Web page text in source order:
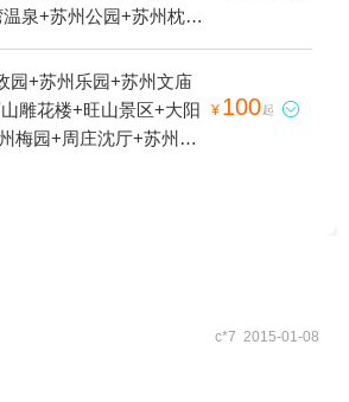
泉+苏州公园+苏州枕河
园+苏州乐园+苏州文庙
雕花楼+旺山景区+大阳
梅园+周庄沈厅+苏州乐
+夜游护城河+太湖西山
店+同里未完成咖啡馆主
+游美营地亲子别墅(周
尚湖高尔夫球场+苏州
已下线+虎丘湿地公园
¥ 100起 
c*7 2015-01-08